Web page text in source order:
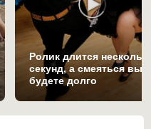
Ролик длится
секунд, а смеяться вы
будете долго